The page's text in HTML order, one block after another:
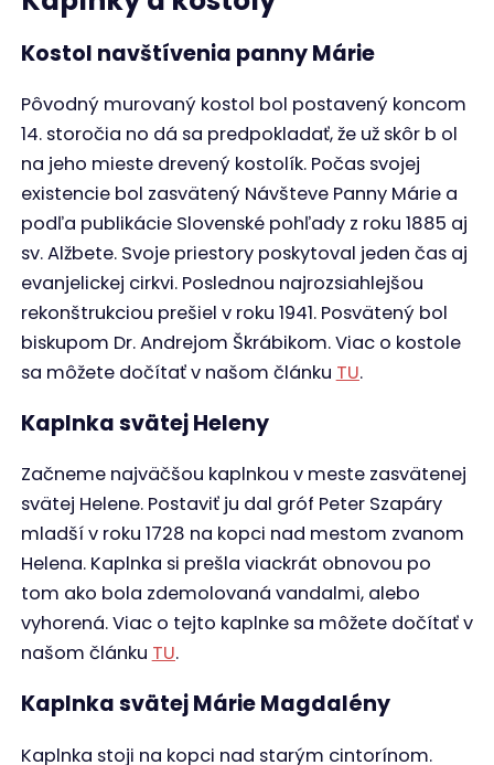
tom ako bola zdemolovaná vandalmi, alebo
vyhorená. Viac o tejto kaplnke sa môžete dočítať v
našom článku TU.
Kaplnka svätej Márie Magdalény
Kaplnka stoji na kopci nad starým cintorínom.
Postavená bola v roku 1806 v klasicistickom štýle a
7. novembra 1963 bola zapísaná na ústredný
zoznam kultúrnych pamiatok. Jednotlivé kaplnky
zastavení vznikali až medzi rokmi 1815 – 1882.
Kaplnka prešla viackrát rekonštrukciou. Tá
posledná prebehla v roku 2017, kedy bola už
kaplnka takmer úplne zničená. Viac informácii
nájdete
Pohrebná kaplnka Sedembolestnej
Panny Márie
Je to pohrebná kaplnka a hrobka rodiny
Jelínkovcov, ktorá sa nachádza na starom
cintoríne. Žiadosť o jej výstavbu dala pani
Apolónia Jelínková, rod. Jancová, vdova po Jánovi
Jelínkovi. Finančne podporila jej výstavbu a
starala sa aj o jej údržbu. Dňa 14. novembra 1902
vydal dekrét o jej schválení nitriansky biskup Imrich
Bende. Najdôležitejším bodom bolo biskupské